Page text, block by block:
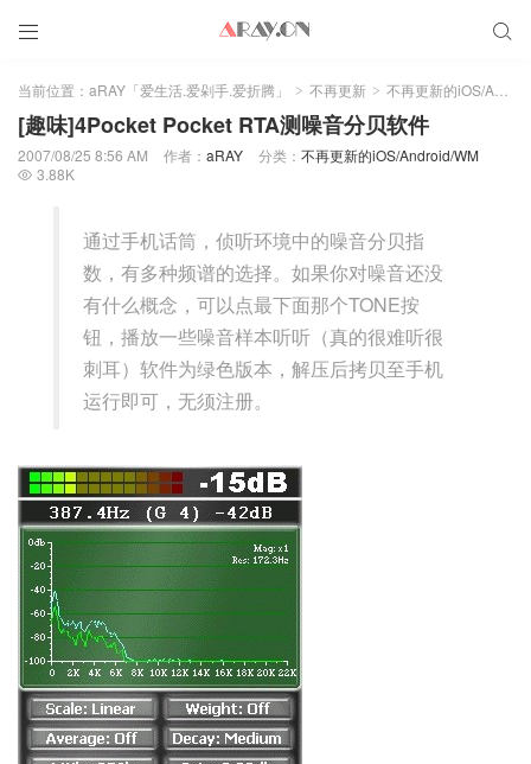
 
当前位置： aRAY「爱生活.爱剁手.爱折腾」 > 不再更新 > 不再更新的iOS/Android/WM
[趣味]4Pocket Pocket RTA测噪音分贝软件
2007/08/25 8:56 AM 作者： aRAY 分类： 不再更新的iOS/Android/WM
 3.88K
通过手机话筒，侦听环境中的噪音分贝指
数，有多种频谱的选择。如果你对噪音还没
有什么概念，可以点最下面那个TONE按
钮，播放一些噪音样本听听（真的很难听很
刺耳）软件为绿色版本，解压后拷贝至手机
运行即可，无须注册。